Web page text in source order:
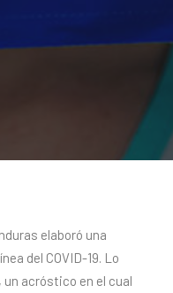
elaboró una
del COVID-19. Lo
, un acróstico en el cual